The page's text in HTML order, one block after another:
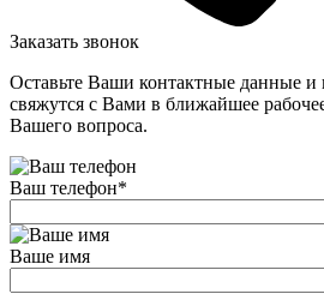
Заказать звонок
Оставьте Ваши контактные данные
свяжутся с Вами в ближайшее
Вашего вопроса.
Ваш телефон*
Ваше имя